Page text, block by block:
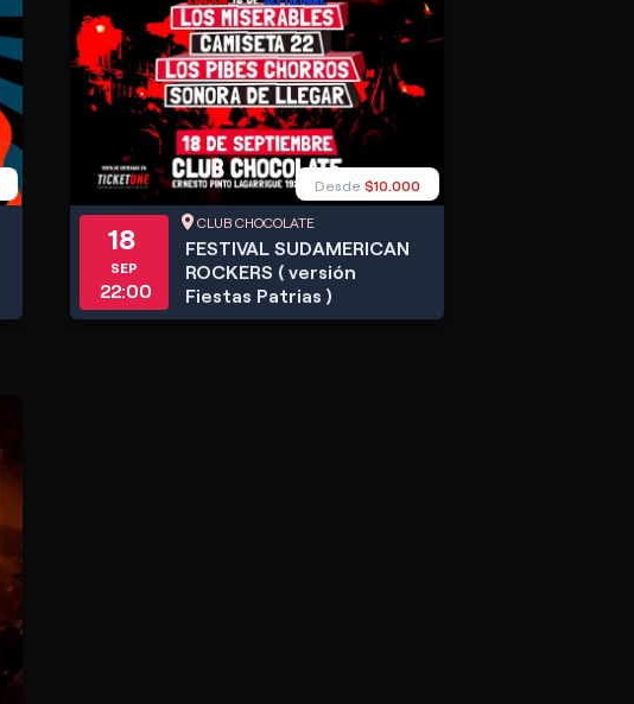
Desde $10.000
18
SEP
22:00
CLUB CHOCOLATE
FESTIVAL SUDAMERICAN
ROCKERS ( versión
Fiestas Patrias )